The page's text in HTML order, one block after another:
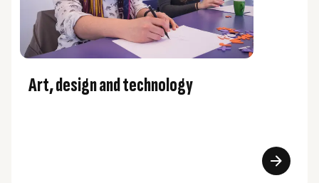
Art, design and technology